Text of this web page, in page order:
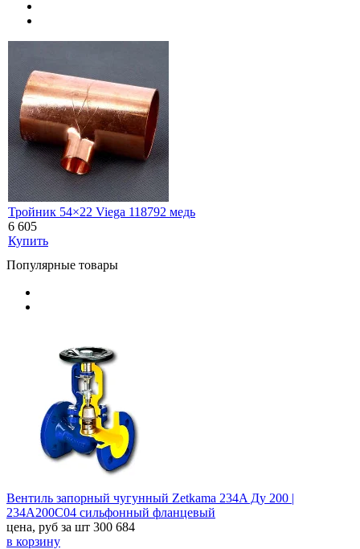
Тройник 54×22 Viega 118792 медь
6 605
Купить
Популярные товары
Вентиль запорный чугунный Zetkama 234A Ду 200 |
234A200C04 сильфонный фланцевый
цена, руб за шт 300 684
в корзину